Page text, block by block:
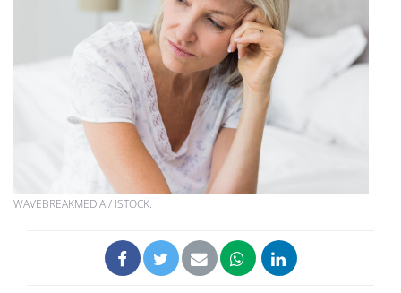
WAVEBREAKMEDIA / ISTOCK.